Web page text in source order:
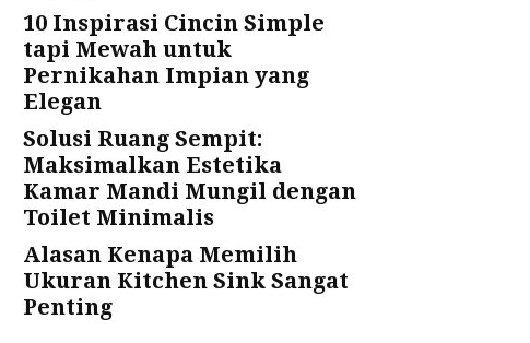
10 Inspirasi Cincin Simple
tapi Mewah untuk
Pernikahan Impian yang
Elegan
Solusi Ruang Sempit:
Maksimalkan Estetika
Kamar Mandi Mungil dengan
Toilet Minimalis
Alasan Kenapa Memilih
Ukuran Kitchen Sink Sangat
Penting